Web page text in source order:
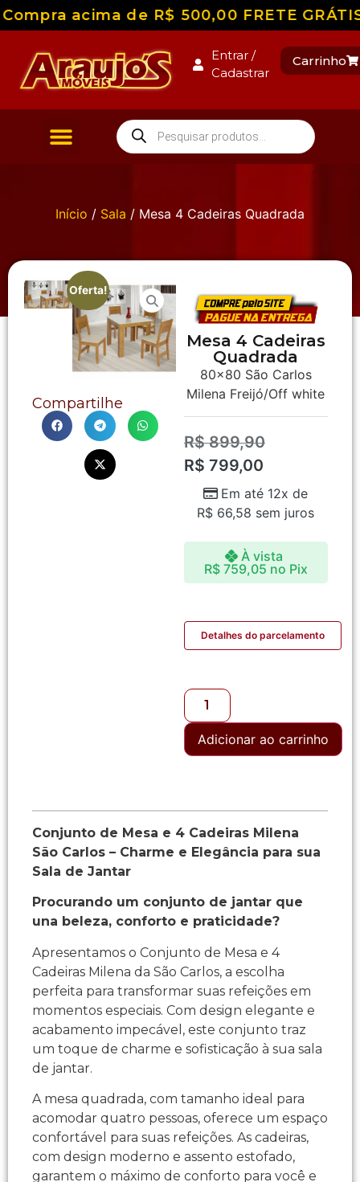
acima de R$ 500,00 FRETE
Entrar /
Cadastrar
Carrinho
Início / Sala / Mesa 4 Cadeiras Quadrada
Oferta!
Compartilhe
Mesa 4 Cadeiras
Quadrada
80×80 São Carlos
Milena Freijó/Off white
R$899,90
R$ 799,00
Em até 12x de
R$ 66,58 sem juros
À vista
R$759,05 no Pix
Detalhes do parcelamento
Adicionar ao carrinho
Conjunto de Mesa e 4 Cadeiras Milena
São Carlos – Charme e Elegância para sua
Sala de Jantar
Procurando um conjunto de jantar que
una beleza, conforto e praticidade?
Apresentamos o Conjunto de Mesa e 4
Cadeiras Milena da São Carlos, a escolha
perfeita para transformar suas refeições em
momentos especiais. Com design elegante e
acabamento impecável, este conjunto traz
um toque de charme e sofisticação à sua sala
de jantar.
A mesa quadrada, com tamanho ideal para
acomodar quatro pessoas, oferece um espaço
confortável para suas refeições. As cadeiras,
com design moderno e assento estofado,
garantem o máximo de conforto para você e